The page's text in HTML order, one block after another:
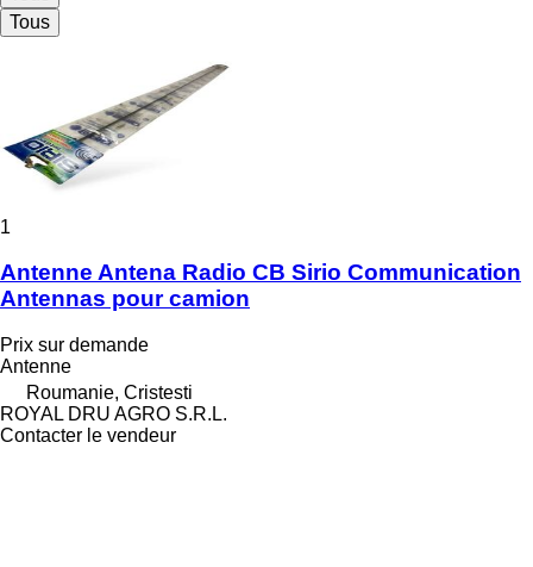
Tous
1
Antenne Antena Radio CB Sirio Communication
Antennas pour camion
Prix sur demande
Antenne
Roumanie, Cristesti
ROYAL DRU AGRO S.R.L.
Contacter le vendeur